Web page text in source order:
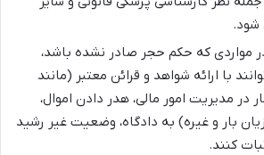
شود.
مواردی که حکم حجر صادر نشده باشد،
با ارائه شواهد و قرائن معتبر (مانند
در مدیریت امور مالی، هدر دادن اموال،
بار و غیره) به دادگاه، وضعیت غیر رشید
کنند.